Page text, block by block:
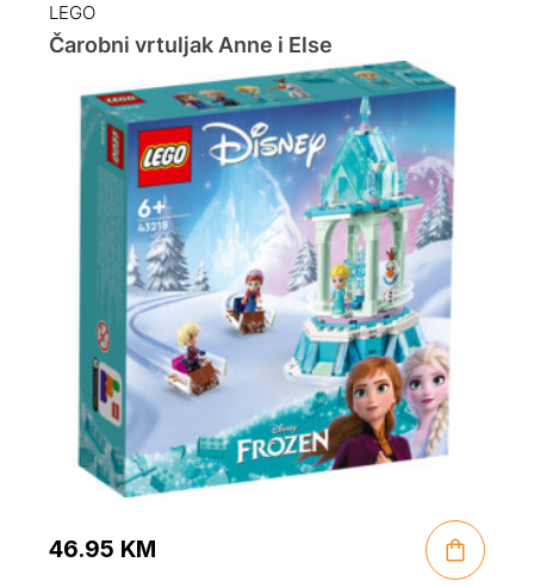
LEGO
Čarobni vrtuljak Anne i Else
46.95 KM